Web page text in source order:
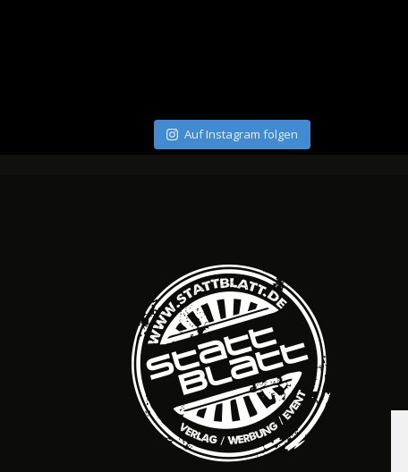
Auf Instagram folgen